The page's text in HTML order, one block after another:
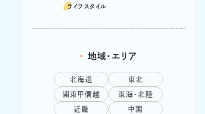
る愛車遍歴
ライフスタイル
地域・エリア
北海道 東北
関東甲信越 東海・北陸
近畿 中国